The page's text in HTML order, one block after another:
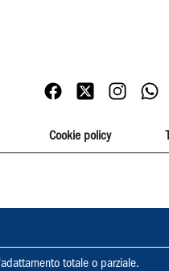
Cookie policy
totale o parziale.